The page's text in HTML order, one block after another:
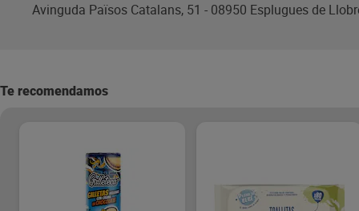
Avinguda Països Catalans, 51 - 08950 Esplugues de
Te recomendamos